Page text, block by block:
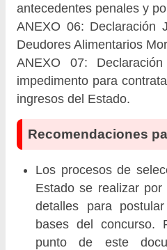
antecedentes penales y
ANEXO 06: Declaración
Deudores Alimentarios
ANEXO 07:
impedimento para
ingresos del Estado.
Recomendaciones
Los procesos de
Estado se realizar
detalles para
bases del concurso.
punto de este